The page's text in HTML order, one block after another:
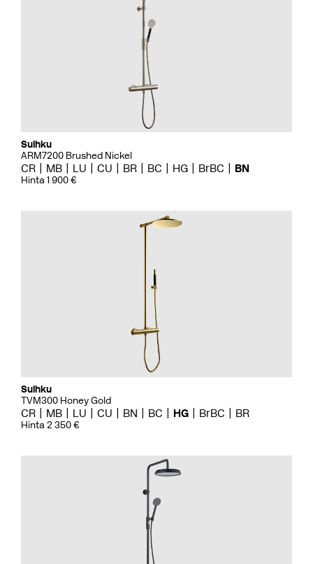
Suihku
ARM7200 Brushed Nickel
CR MB LU CU BR BC HG BrBC BN
Hinta 1 900 €
Suihku
TVM300 Honey Gold
CR MB LU CU BN BC HG BrBC BR
Hinta 2 350 €